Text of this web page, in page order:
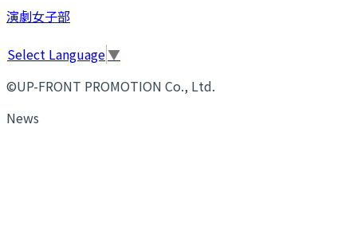
演劇女子部
Select Language▼
©UP-FRONT PROMOTION Co., Ltd.
News